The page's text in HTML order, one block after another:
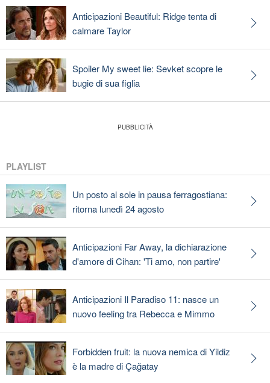
Anticipazioni Beautiful: Ridge tenta di
calmare Taylor
Spoiler My sweet lie: Sevket scopre le
bugie di sua figlia
PLAYLIST
Un posto al sole in pausa ferragostiana:
ritorna lunedì 24 agosto
Anticipazioni Far Away, la dichiarazione
d'amore di Cihan: 'Ti amo, non partire'
Anticipazioni Il Paradiso 11: nasce un
nuovo feeling tra Rebecca e Mimmo
Forbidden fruit: la nuova nemica di Yildiz
è la madre di Çağatay